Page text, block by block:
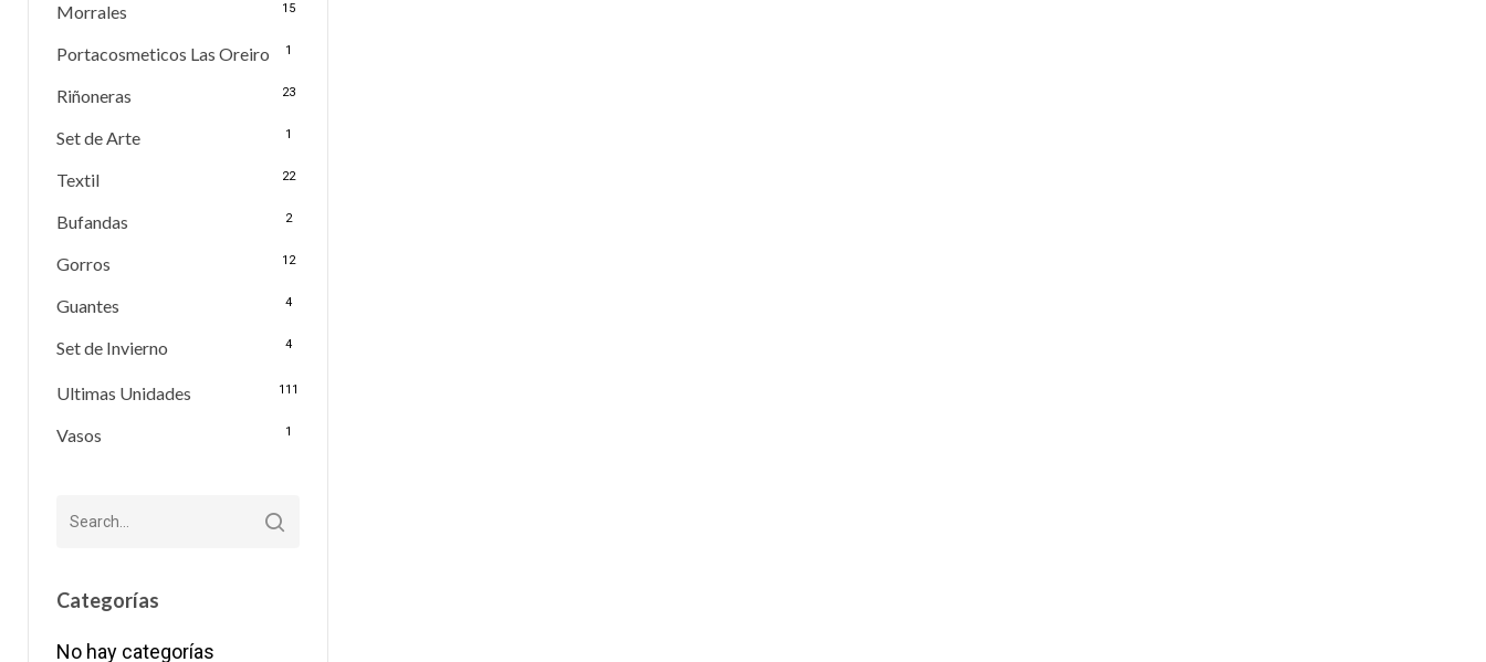
Morrales 15
Portacosmeticos Las Oreiro 1
Riñoneras 23
Set de Arte 1
Textil 22
Bufandas 2
Gorros 12
Guantes 4
Set de Invierno 4
Ultimas Unidades 111
Vasos 1
Categorías
No hay categorías